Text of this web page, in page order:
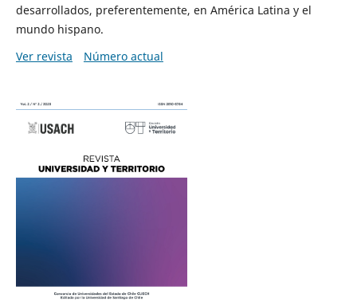
desarrollados, preferentemente, en América Latina y el
mundo hispano.
Ver revista
Número actual